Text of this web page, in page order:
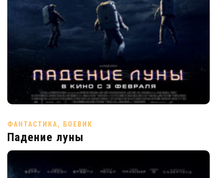
ФАНТАСТИКА, БОЕВИК
Падение луны